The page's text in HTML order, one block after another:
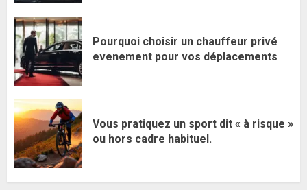
Pourquoi choisir un chauffeur privé
evenement pour vos déplacements
Vous pratiquez un sport dit « à risque »
ou hors cadre habituel.